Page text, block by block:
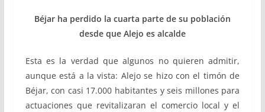
Béjar ha perdido la cuarta parte de su población
desde que Alejo es alcalde
Esta es la verdad que algunos no quieren admitir,
aunque está a la vista: Alejo se hizo con el timón de
Béjar, con casi 17.000 habitantes y seis millones para
actuaciones que revitalizaran el comercio local y el